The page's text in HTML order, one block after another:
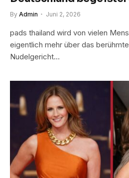
By Admin Juni 2, 2026
pads thailand wird von vielen
eigentlich mehr über das
Nudelgericht…